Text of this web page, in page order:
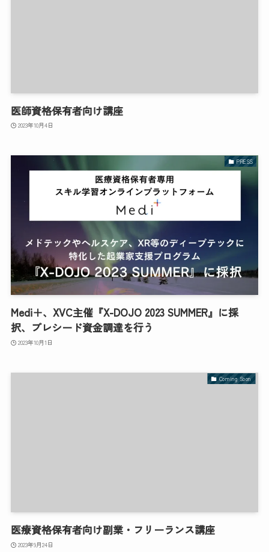
医師資格保有者向け講座
2023年10月4日
PRESS
Medi＋、XVC主催『X-DOJO 2023 SUMMER』に採
択、プレシード資金調達を行う
2023年10月1日
Coming Soon
医療資格保有者向け副業・フリーランス講座
2023年9月24日